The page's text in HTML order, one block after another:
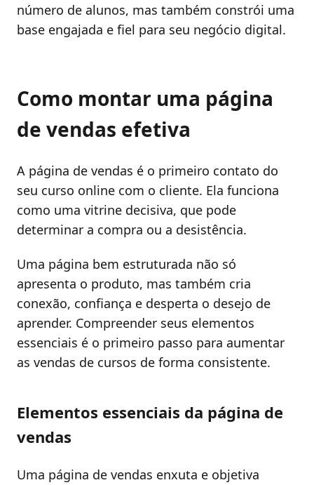
número de alunos, mas também constrói uma
base engajada e fiel para seu negócio digital.
Como montar uma página
de vendas efetiva
A página de vendas é o primeiro contato do
seu curso online com o cliente. Ela funciona
como uma vitrine decisiva, que pode
determinar a compra ou a desistência.
Uma página bem estruturada não só
apresenta o produto, mas também cria
conexão, confiança e desperta o desejo de
aprender. Compreender seus elementos
essenciais é o primeiro passo para aumentar
as vendas de cursos de forma consistente.
Elementos essenciais da página de
vendas
Uma página de vendas enxuta e objetiva